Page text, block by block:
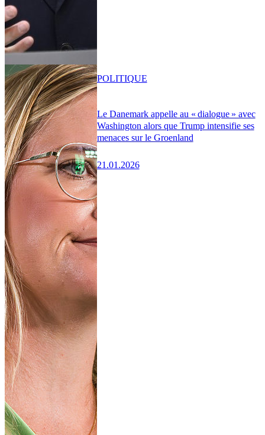
Le Danemark appelle au « dialogue » avec
Washington alors que Trump intensifie ses
menaces sur le Groenland
21.01.2026
POLITIQUE